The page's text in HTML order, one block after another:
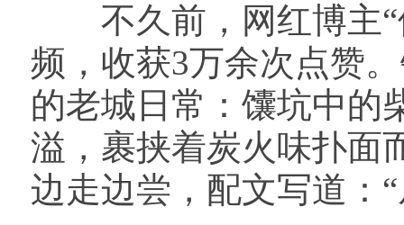
不久前，网红博主“
频，收获3万余次点赞
的老城日常：馕坑中的
溢，裹挟着炭火味扑面
边走边尝，配文写道：